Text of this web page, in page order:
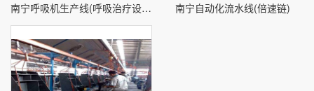
南宁呼吸机生产线(呼吸治疗设备生产线) 南宁自动化流水线(倍速链)